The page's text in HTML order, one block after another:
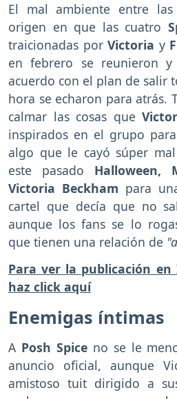
El mal ambiente entre las
origen en que las cuatro
traicionadas porVictoria y
en febrero se reunieron y
acuerdo con el plan de salir
hora se echaron para atrás.
calmar las cosas que
inspirados en el grupo para
algo que le cayó súper
este pasado Halloween,
Victoria Beckham para
cartel que decía que no
aunque los fans se lo
que tienen una relación de
Para ver la publicación
haz click aquí
Enemigas íntimas
A Posh Spiceno se le
anuncio oficial, aunque
amistoso tuit dirigido a